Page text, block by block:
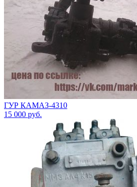
ГУР КАМАЗ-4310
15 000 руб.